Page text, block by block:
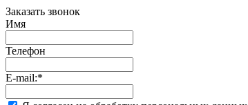
Заказать звонок
Имя
Телефон
E-mail:*